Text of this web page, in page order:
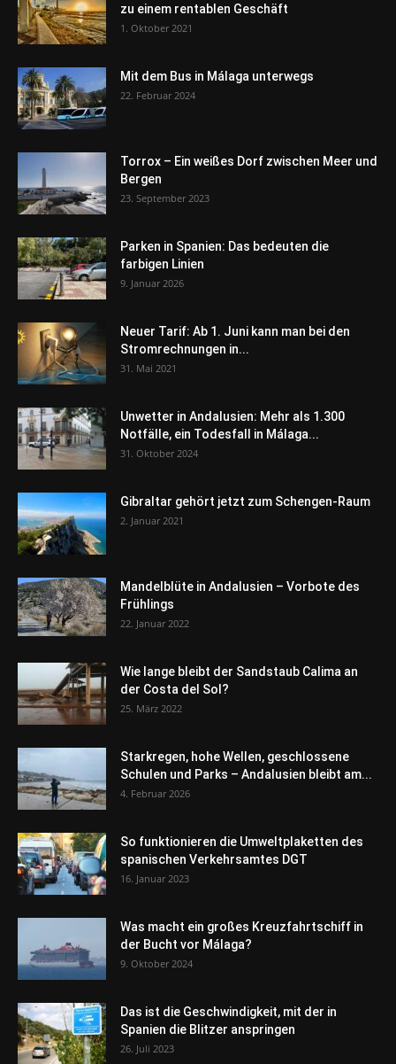
zu einem rentablen Geschäft
1. Oktober 2021
Mit dem Bus in Málaga unterwegs
22. Februar 2024
Torrox – Ein weißes Dorf zwischen Meer und
Bergen
23. September 2023
Parken in Spanien: Das bedeuten die
farbigen Linien
9. Januar 2026
Neuer Tarif: Ab 1. Juni kann man bei den
Stromrechnungen in...
31. Mai 2021
Unwetter in Andalusien: Mehr als 1.300
Notfälle, ein Todesfall in Málaga...
31. Oktober 2024
Gibraltar gehört jetzt zum Schengen-Raum
2. Januar 2021
Mandelblüte in Andalusien – Vorbote des
Frühlings
22. Januar 2022
Wie lange bleibt der Sandstaub Calima an
der Costa del Sol?
25. März 2022
Starkregen, hohe Wellen, geschlossene
Schulen und Parks – Andalusien bleibt am...
4. Februar 2026
So funktionieren die Umweltplaketten des
spanischen Verkehrsamtes DGT
16. Januar 2023
Was macht ein großes Kreuzfahrtschiff in
der Bucht vor Málaga?
9. Oktober 2024
Das ist die Geschwindigkeit, mit der in
Spanien die Blitzer anspringen
26. Juli 2023